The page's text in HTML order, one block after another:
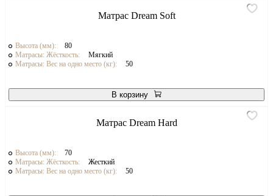
Матрас Dream Soft
Высота (мм):
80
Матрасы: Жёсткость:
Мягкий
Матрасы: Вес на одно место (кг):
50
В корзину
Матрас Dream Hard
Высота (мм):
70
Матрасы: Жёсткость:
Жесткий
Матрасы: Вес на одно место (кг):
50